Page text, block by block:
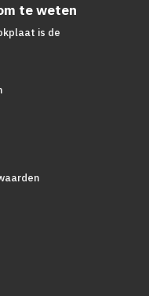
te weten
is de